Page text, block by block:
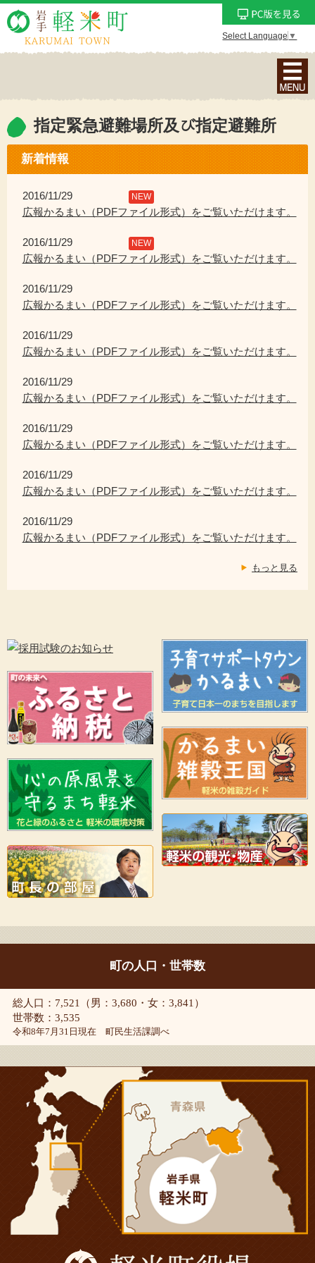
Select Language ▼
ナ
ビ
ョ
ン
ニ
を
指定緊急避難場所及び指定避難所
新着情報
2016/11/29 NEW
広報かるまい（PDFファイル形式）をご覧いただけます。
2016/11/29 NEW
広報かるまい（PDFファイル形式）をご覧いただけます。
2016/11/29
広報かるまい（PDFファイル形式）をご覧いただけます。
2016/11/29
広報かるまい（PDFファイル形式）をご覧いただけます。
2016/11/29
広報かるまい（PDFファイル形式）をご覧いただけます。
2016/11/29
広報かるまい（PDFファイル形式）をご覧いただけます。
2016/11/29
広報かるまい（PDFファイル形式）をご覧いただけます。
2016/11/29
広報かるまい（PDFファイル形式）をご覧いただけます。
もっと見る
町の人口・世帯数
総人口：7,521（男：3,680・女：3,841）
世帯数：3,535
令和8年7月31日現在 町民生活課調べ